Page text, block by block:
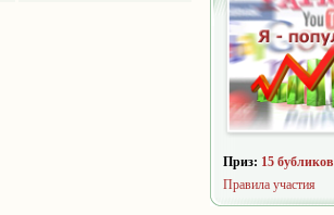
Приз: 15 бубликов
Правила участия